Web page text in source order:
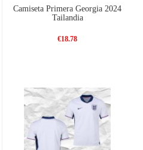
Camiseta Primera Georgia 2024
Tailandia
€18.78